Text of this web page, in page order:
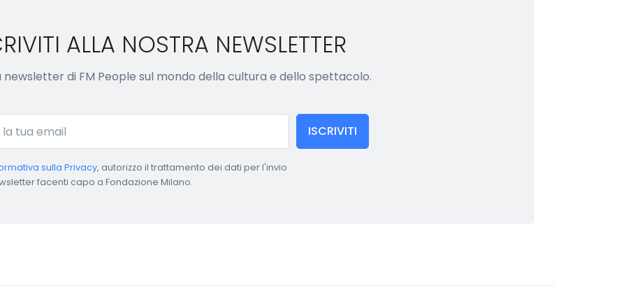
ALLA NOSTRA NEWSLETTER
newsletter di FM People sul mondo della cultura e dello spettacolo.
ISCRIVITI
sulla Privacy, autorizzo il trattamento dei dati per l'invio
facenti capo a Fondazione Milano.